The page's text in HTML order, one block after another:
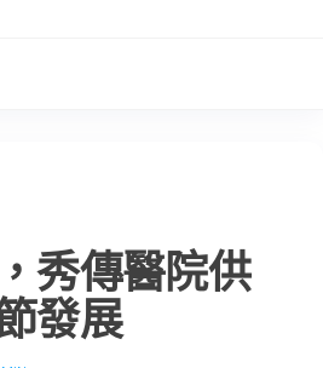
秀傳醫院供
發展